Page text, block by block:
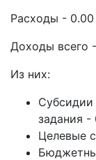
Расходы - 0.00
Доходы всего
Из них:
Субсидии
задания -
Целевые